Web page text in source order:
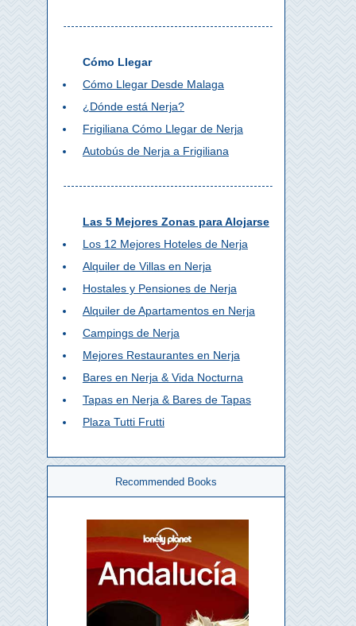
Cómo Llegar
Cómo Llegar Desde Malaga
¿Dónde está Nerja?
Frigiliana Cómo Llegar de Nerja
Autobús de Nerja a Frigiliana
Las 5 Mejores Zonas para Alojarse
Los 12 Mejores Hoteles de Nerja
Alquiler de Villas en Nerja
Hostales y Pensiones de Nerja
Alquiler de Apartamentos en Nerja
Campings de Nerja
Mejores Restaurantes en Nerja
Bares en Nerja & Vida Nocturna
Tapas en Nerja & Bares de Tapas
Plaza Tutti Frutti
Recommended Books